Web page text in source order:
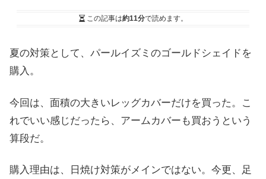
この記事は約11分で読めます。
夏の対策として、パールイズミのゴールドシェイドを
購入。
今回は、面積の大きいレッグカバーだけを買った。こ
れでいい感じだったら、アームカバーも買おうという
算段だ。
購入理由は、日焼け対策がメインではない。今更、足